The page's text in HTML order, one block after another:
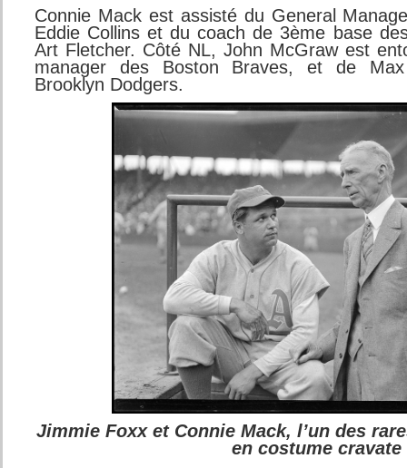
Connie Mack est assisté du General
Eddie Collins et du coach de 3ème base
Art Fletcher. Côté NL, John McGraw est
manager des Boston Braves, et de
Brooklyn Dodgers.
Jimmie Foxx et Connie Mack, l’un des
en costume cravate